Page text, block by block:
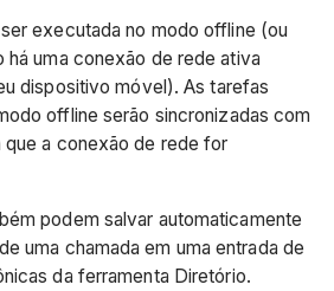
executada no modo offline (ou
há uma conexão de rede ativa
dispositivo móvel). As tarefas
offline serão sincronizadas com
que a conexão de rede for
podem salvar automaticamente
uma chamada em uma entrada de
da ferramenta Diretório.